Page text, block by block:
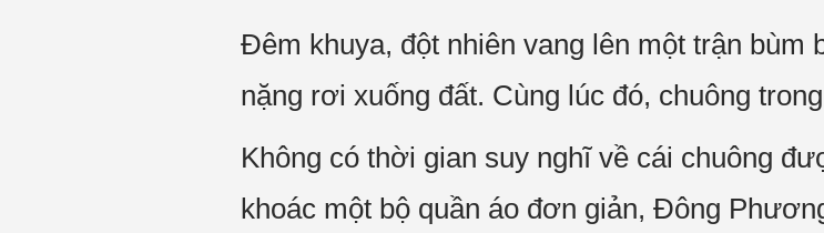
Đêm khuya, đột nhiên vang lên một trận bùm
nặng rơi xuống đất. Cùng lúc đó, chuông
Không có thời gian suy nghĩ về cái chuông
khoác một bộ quần áo đơn giản, Đông